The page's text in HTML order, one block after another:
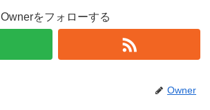
Ownerをフォローする
Owner